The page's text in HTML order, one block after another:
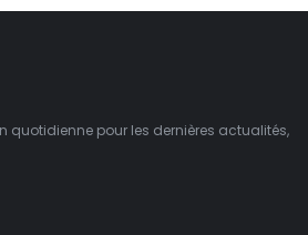
quotidienne pour les dernières actualités,